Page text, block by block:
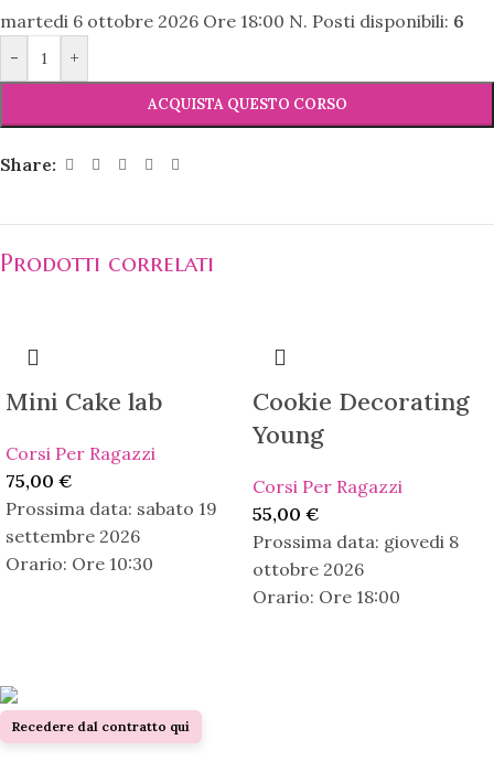
martedi 6 ottobre 2026 Ore 18:00 N. Posti disponibili: 6
-
+
ACQUISTA QUESTO CORSO
Share:
Prodotti correlati
Mini Cake lab
Corsi Per Ragazzi
75,00 €
Prossima data: sabato 19
settembre 2026
Orario: Ore 10:30
Cookie Decorating
Young
Corsi Per Ragazzi
55,00 €
Prossima data: giovedi 8
ottobre 2026
Orario: Ore 18:00
Recedere dal contratto qui